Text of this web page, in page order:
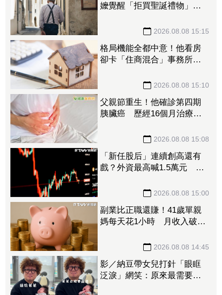
嬤覺醒「拒買聖誕禮物」踩
2026.08.08 15:15
格局機能全都中意！他看房
卻卡「住商混合」事務所過
2026.08.08 15:10
父親節重生！他確診第四期
胰臟癌 歷經16個月治療病
2026.08.08 15:08
「新任股后」連續創高還有
戲？外資最高喊1.5萬元 目
2026.08.08 15:00
副業比正職還賺！41歲單親
媽每天花1小時 月收入破百
2026.08.08 14:45
影／納豆帶女兒打針「眼眶
泛淚」網笑：原來最需要安